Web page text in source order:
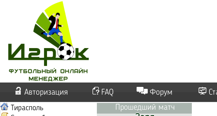
Авторизация FAQ Форум
Тирасполь
Прошедший матч